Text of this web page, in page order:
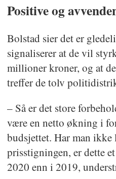
Positive og
Bolstad sier det er
signaliserer at de vil
millioner kroner, og at
treffer de tolv
– Så er det store
være en netto økning i
budsjettet. Har man
prisstigningen, er dette
2020 enn i 2019,